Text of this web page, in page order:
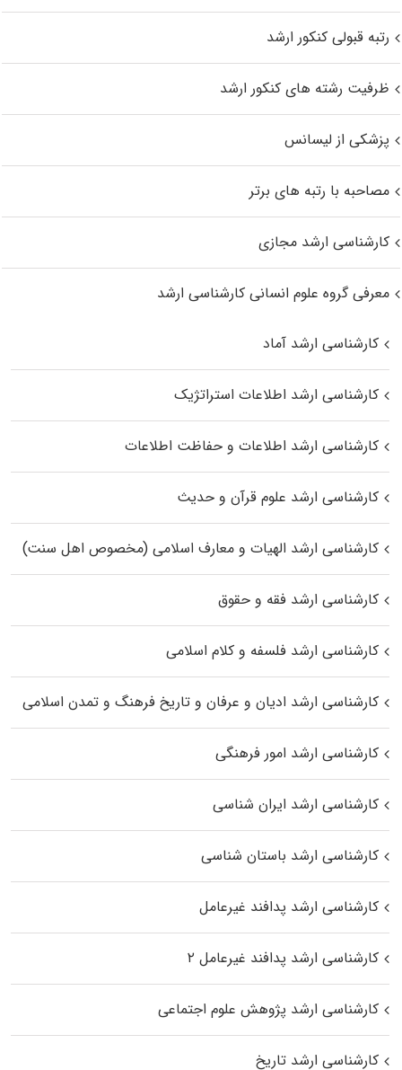
رتبه قبولی کنکور ارشد
ظرفیت رشته های کنکور ارشد
پزشکی از لیسانس
مصاحبه با رتبه های برتر
کارشناسی ارشد مجازی
معرفی گروه علوم انسانی کارشناسی ارشد
کارشناسی ارشد آماد
کارشناسی ارشد اطلاعات استراتژیک
کارشناسی ارشد اطلاعات و حفاظت اطلاعات
کارشناسی ارشد علوم قرآن و حدیث
کارشناسی ارشد الهیات و معارف اسلامی (مخصوص اهل سنت)
کارشناسی ارشد فقه و حقوق
کارشناسی ارشد فلسفه و کلام اسلامی
کارشناسی ارشد ادیان و عرفان و تاریخ فرهنگ و تمدن اسلامی
کارشناسی ارشد امور فرهنگی
کارشناسی ارشد ایران شناسی
کارشناسی ارشد باستان شناسی
کارشناسی ارشد پدافند غیرعامل
کارشناسی ارشد پدافند غیرعامل ۲
کارشناسی ارشد پژوهش علوم اجتماعی
کارشناسی ارشد تاریخ